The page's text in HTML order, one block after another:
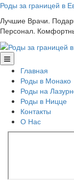
Skip
content
Роды за границей в
Лучшие Врачи.
Персонал.
Главная
Роды в Монако
Роды на
Роды в Ницце
Контакты
О Нас